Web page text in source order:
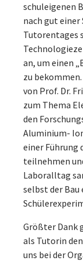
schuleigenen
nach gut einer
Tutorentages
an, um einen
zu
von Prof. Dr.
zum Thema
den
Aluminium-
einer Führung
teilnehmen
Laboralltag
selbst der
Größter Dank
als Tutorin
uns bei der